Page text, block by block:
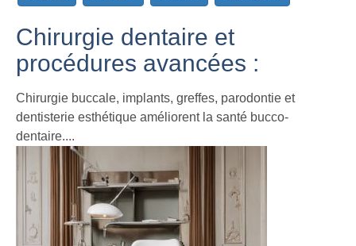
Chirurgie dentaire et
procédures avancées :
Chirurgie buccale, implants, greffes, parodontie et
dentisterie esthétique améliorent la santé bucco-
dentaire....